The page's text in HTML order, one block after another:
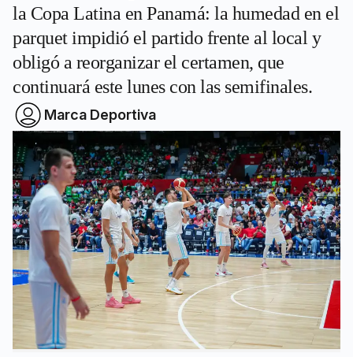
la Copa Latina en Panamá: la humedad en el
parquet impidió el partido frente al local y
obligó a reorganizar el certamen, que
continuará este lunes con las semifinales.
Marca Deportiva